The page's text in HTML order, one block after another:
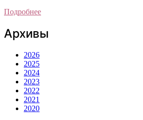
Подробнее
Архивы
2026
2025
2024
2023
2022
2021
2020